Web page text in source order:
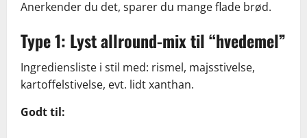
Anerkender du det, sparer du mange flade brød.
Type 1: Lyst allround-mix til “hvedemel”
Ingrediensliste i stil med: rismel, majsstivelse,
kartoffelstivelse, evt. lidt xanthan.
Godt til: